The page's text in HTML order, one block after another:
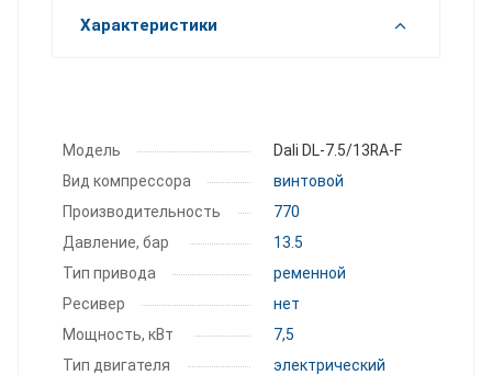
Характеристики
Модель
Dali DL-7.5/13RA-F
Вид компрессора
винтовой
Производитель­ность
770
Давление, бар
13.5
Тип привода
ременной
Ресивер
нет
Мощность, кВт
7,5
Тип двигателя
электрический